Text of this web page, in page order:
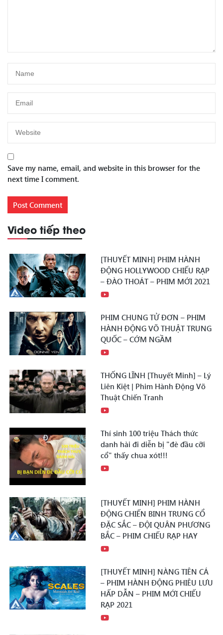
Save my name, email, and website in this browser for the
next time I comment.
Video tiếp theo
[THUYẾT MINH] PHIM HÀNH
ĐỘNG HOLLYWOOD CHIẾU RẠP
– ĐÀO THOÁT – PHIM MỚI 2021
PHIM CHUNG TỬ ĐƠN – PHIM
HÀNH ĐỘNG VÕ THUẬT TRUNG
QUỐC – CỚM NGẦM
THỐNG LĨNH [Thuyết Minh] – Lý
Liên Kiệt | Phim Hành Động Võ
Thuật Chiến Tranh
Thí sinh 100 triệu Thách thức
danh hài đi diễn bị "đè đầu cỡi
cổ" thấy chua xót!!!
[THUYẾT MINH] PHIM HÀNH
ĐỘNG CHIẾN BINH TRUNG CỔ
ĐẶC SẮC – ĐỘI QUÂN PHƯƠNG
BẮC – PHIM CHIẾU RẠP HAY
[THUYẾT MINH] NÀNG TIÊN CÁ
– PHIM HÀNH ĐỘNG PHIÊU LƯU
HẤP DẪN – PHIM MỚI CHIẾU
RẠP 2021